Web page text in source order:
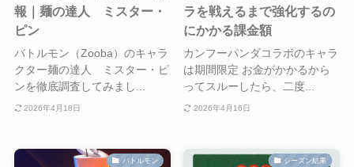
報｜麺の達人 ミスター・
ピン
バトルモン（Zooba）のキャラ
クター麺の達人 ミスター・ピ
ンを徹底調査してみまし...
2026年4月18日
ラを戦えるまで強化するの
にかかる課金額
カンフーパンダコラボのキャラ
は期間限定 お金がかかるから
ってスルーしたら、二度...
2026年4月16日
バトルモン シーズン結果